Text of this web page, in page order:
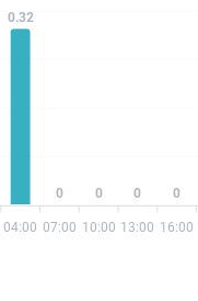
04:00 07:00 10:00 13:00 16:00
0.32
0 0 0 0